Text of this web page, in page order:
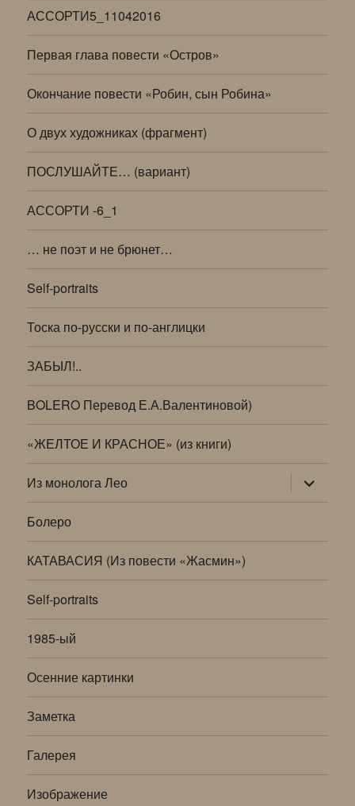
АССОРТИ5_11042016
Первая глава повести «Остров»
Окончание повести «Робин, сын Робина»
О двух художниках (фрагмент)
ПОСЛУШАЙТЕ… (вариант)
АССОРТИ -6_1
… не поэт и не брюнет…
Self-portraits
Тоска по-русски и по-англицки
ЗАБЫЛ!..
BOLERO Перевод Е.А.Валентиновой)
«ЖЕЛТОЕ И КРАСНОЕ» (из книги)
Из монолога Лео раскрыть
дочернее
меню
Болеро
КАТАВАСИЯ (Из повести «Жасмин»)
Self-portraits
1985-ый
Осенние картинки
Заметка
Галерея
Изображение